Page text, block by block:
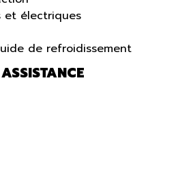
et électriques
de refroidissement